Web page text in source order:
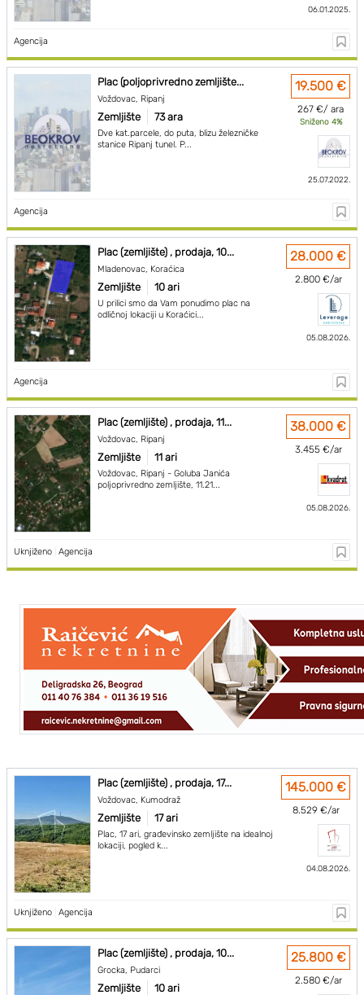
06.01.2025.
Agencija
Plac (poljoprivredno zemljište...
Voždovac, Ripanj
Zemljište 73 ara
Dve kat.parcele, do puta, blizu železničke
stanice Ripanj tunel. P...
19.500 €
267 €/ ara
Sniženo 4%
25.07.2022.
Agencija
Plac (zemljište) , prodaja, 10...
Mladenovac, Koraćica
Zemljište 10 ari
U prilici smo da Vam ponudimo plac na
odličnoj lokaciji u Koraćici...
28.000 €
2.800 €/ar
05.08.2026.
Agencija
Plac (zemljište) , prodaja, 11...
Voždovac, Ripanj
Zemljište 11 ari
Voždovac, Ripanj - Goluba Janića
poljoprivredno zemljište, 11.21...
38.000 €
3.455 €/ar
05.08.2026.
Uknjiženo Agencija
Plac (zemljište) , prodaja, 17...
Voždovac, Kumodraž
Zemljište 17 ari
Plac, 17 ari, građevinsko zemljište na idealnoj
lokaciji, pogled k...
145.000 €
8.529 €/ar
04.08.2026.
Uknjiženo Agencija
Plac (zemljište) , prodaja, 10...
Grocka, Pudarci
Zemljište 10 ari
25.800 €
2.580 €/ar